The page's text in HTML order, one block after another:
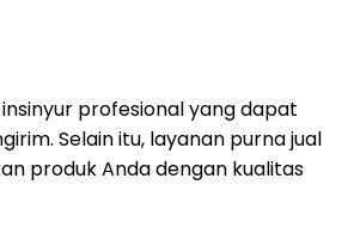
profesional yang dapat
Selain itu, layanan purna jual
produk Anda dengan kualitas